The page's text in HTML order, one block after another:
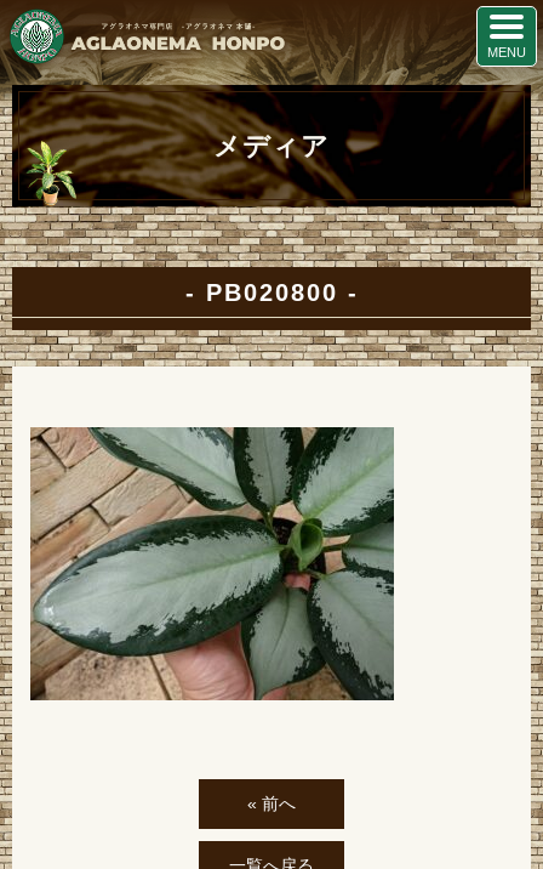
メディア
PB020800
« 前へ